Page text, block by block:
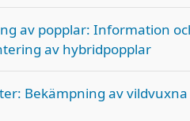
av popplar: Information
av hybridpopplar
Bekämpning av